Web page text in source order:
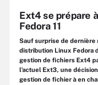
Ext4 se prépare
Fedora 11
Sauf surprise de dernière
distribution Linux Fedora
gestion de fichiers Ext4
l'actuel Ext3, une
gestion de fichier à en